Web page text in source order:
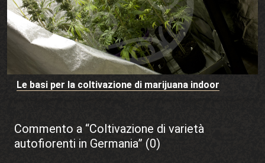
Le basi per la coltivazione di marijuana indoor
Commento a “Coltivazione di varietà
autofiorenti in Germania” (0)